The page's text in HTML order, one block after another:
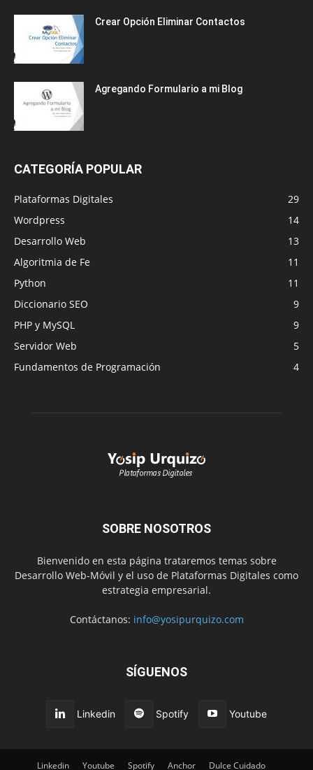
Crear Opción Eliminar Contactos
Agregando Formulario a mi Blog
CATEGORÍA POPULAR
Plataformas Digitales
29
Wordpress
14
Desarrollo Web
13
Algoritmia de Fe
11
Python
11
Diccionario SEO
9
PHP y MySQL
9
Servidor Web
5
Fundamentos de Programación
4
SOBRE NOSOTROS
Bienvenido en esta página trataremos temas sobre
Desarrollo Web-Móvil y el uso de Plataformas Digitales como
estrategia empresarial.
Contáctanos: info@yosipurquizo.com
SÍGUENOS
Linkedin Spotify Youtube
Linkedin Youtube Spotify Anchor Dulce Cuidado